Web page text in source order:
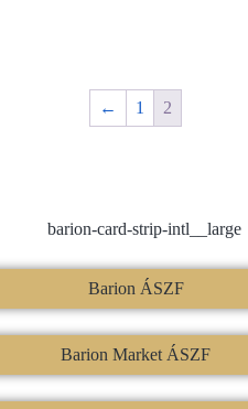
← 1 2
Barion ÁSZF
Barion Market ÁSZF